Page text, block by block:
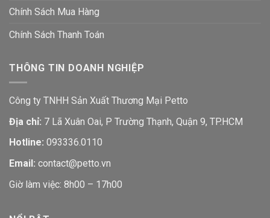
Chính Sách Mua Hàng
Chính Sách Thanh Toán
THÔNG TIN DOANH NGHIỆP
Công ty TNHH Sản Xuất Thương Mại Petto
Địa chỉ: 7 Lã Xuân Oai, P Trường Thạnh, Quận 9, TP.HCM
Hotline: 093336.0110
Email: contact@petto.vn
Giờ làm việc: 8h00 – 17h00